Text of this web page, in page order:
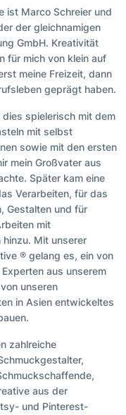
ist Marco Schreier und
der gleichnamigen
GmbH. Kreativität
für mich von klein auf
meine Freizeit, dann
geprägt haben.
dies spielerisch mit dem
mit selbst
sowie mit den ersten
mein Großvater aus
Später kam eine
Verarbeiten, für das
Gestalten und für
mit
Mit unserer
® gelang es, ein von
aus unserem
unseren
in Asien entwickeltes
zahlreiche
aus der
und Pinterest-